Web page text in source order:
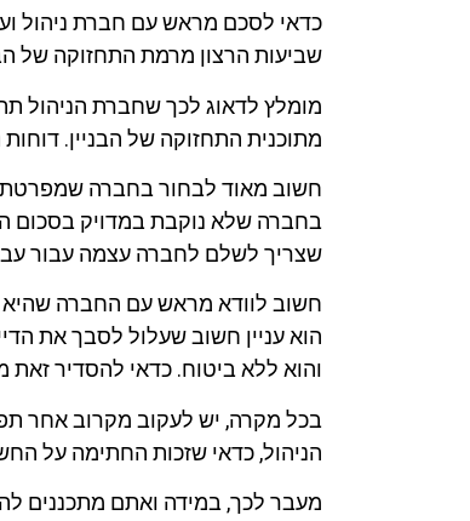
כדאי לסכם מראש עם חברת ניהול
שביעות הרצון מרמת התחזוקה של
מומלץ לדאוג לכך שחברת הניהול
מתוכנית התחזוקה של הבניין.
חשוב מאוד לבחור בחברה שמפרטת
בחברה שלא נוקבת במדויק בסכום
שצריך לשלם לחברה עצמה עבור
חשוב לוודא מראש עם החברה שהיא
הוא עניין חשוב שעלול לסבך את
והוא ללא ביטוח. כדאי להסדיר זאת
בכל מקרה, יש לעקוב מקרוב אחר
הניהול, כדאי שזכות החתימה על
מעבר לכך, במידה ואתם מתכננים